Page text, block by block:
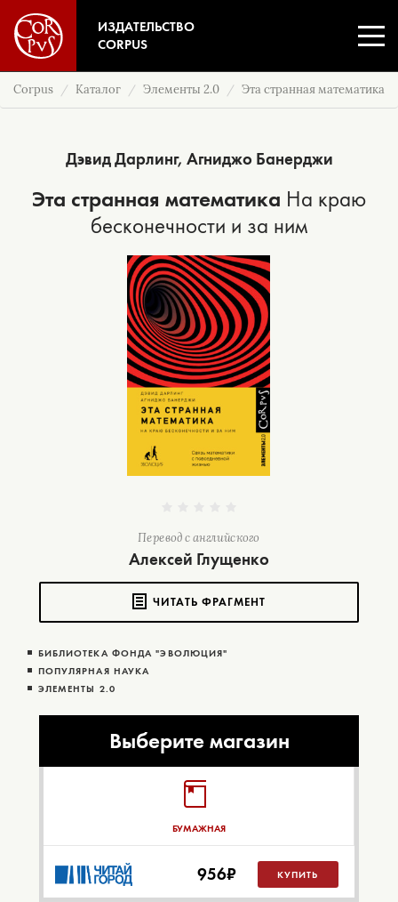
ИЗДАТЕЛЬСТВО
CORPUS
Corpus Каталог Элементы 2.0 Эта странная математика
Дэвид Дарлинг, Агниджо Банерджи
Эта странная математика На краю
бесконечности и за ним
Перевод с английского
Алексей Глущенко
ЧИТАТЬ ФРАГМЕНТ
БИБЛИОТЕКА ФОНДА "ЭВОЛЮЦИЯ"
ПОПУЛЯРНАЯ НАУКА
ЭЛЕМЕНТЫ 2.0
Выберите магазин
БУМАЖНАЯ
956₽ КУПИТЬ